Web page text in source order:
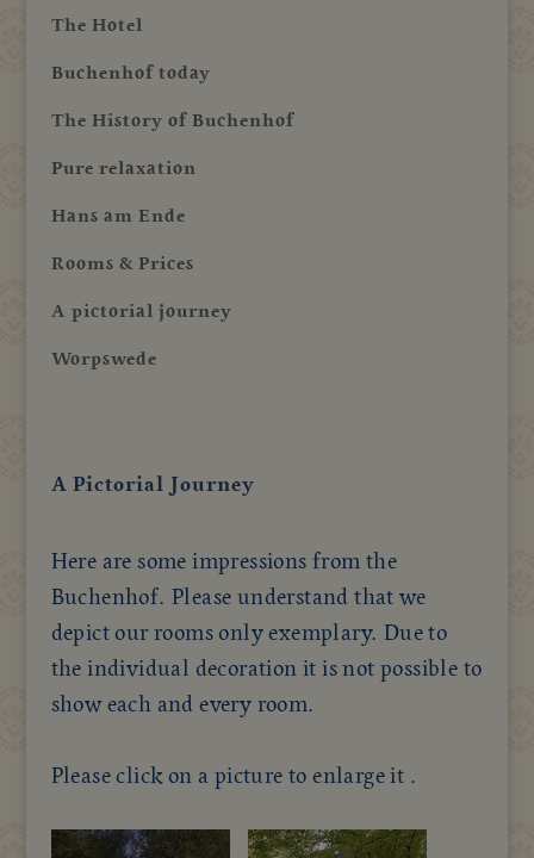
The Hotel
Buchenhof today
The History of Buchenhof
Pure relaxation
Hans am Ende
Rooms & Prices
A pictorial journey
Worpswede
A Pictorial Journey
Here are some impressions from the
Buchenhof. Please understand that we
depict our rooms only exemplary. Due to
the individual decoration it is not possible to
show each and every room.
Please click on a picture to enlarge it .